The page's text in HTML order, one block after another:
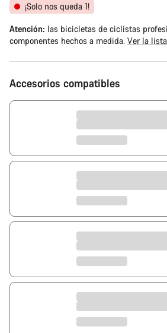
¡Solo nos queda 1!
Atención: las bicicletas de ciclistas
componentes hechos a medida. Ver la
Accesorios compatibles